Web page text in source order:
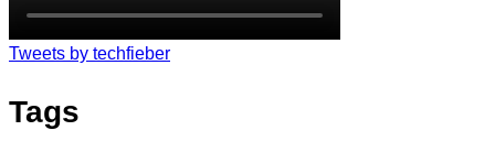
Tweets by techfieber
Tags